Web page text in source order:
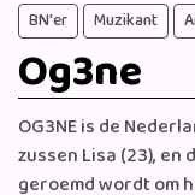
BN'er Muzikant
Og3ne
OG3NE is de
zussen Lisa (23), en
geroemd wordt om